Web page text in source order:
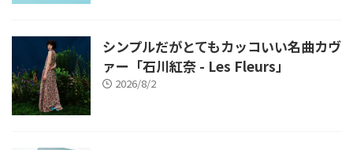
シンプルだがとてもカッコいい名曲カヴ
ァー「石川紅奈 - Les Fleurs」
2026/8/2